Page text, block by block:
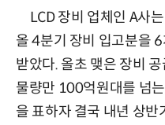
LCD 장비 업체인 A사
올 4분기 장비 입고분을
받았다. 올초 맺은 장비
물량만 100억원대를 넘
을 표하자 결국 내년 상반